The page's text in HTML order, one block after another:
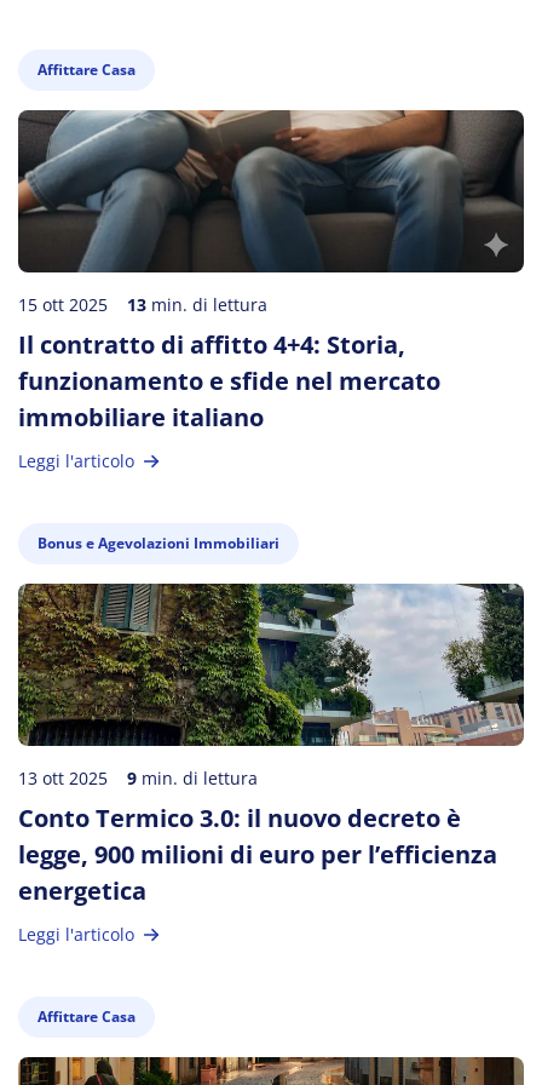
Affittare Casa
15 ott 2025 13 min. di lettura
Il contratto di affitto 4+4: Storia,
funzionamento e sfide nel mercato
immobiliare italiano
Leggi l'articolo
Bonus e Agevolazioni Immobiliari
13 ott 2025 9 min. di lettura
Conto Termico 3.0: il nuovo decreto è
legge, 900 milioni di euro per l’efficienza
energetica
Leggi l'articolo
Affittare Casa